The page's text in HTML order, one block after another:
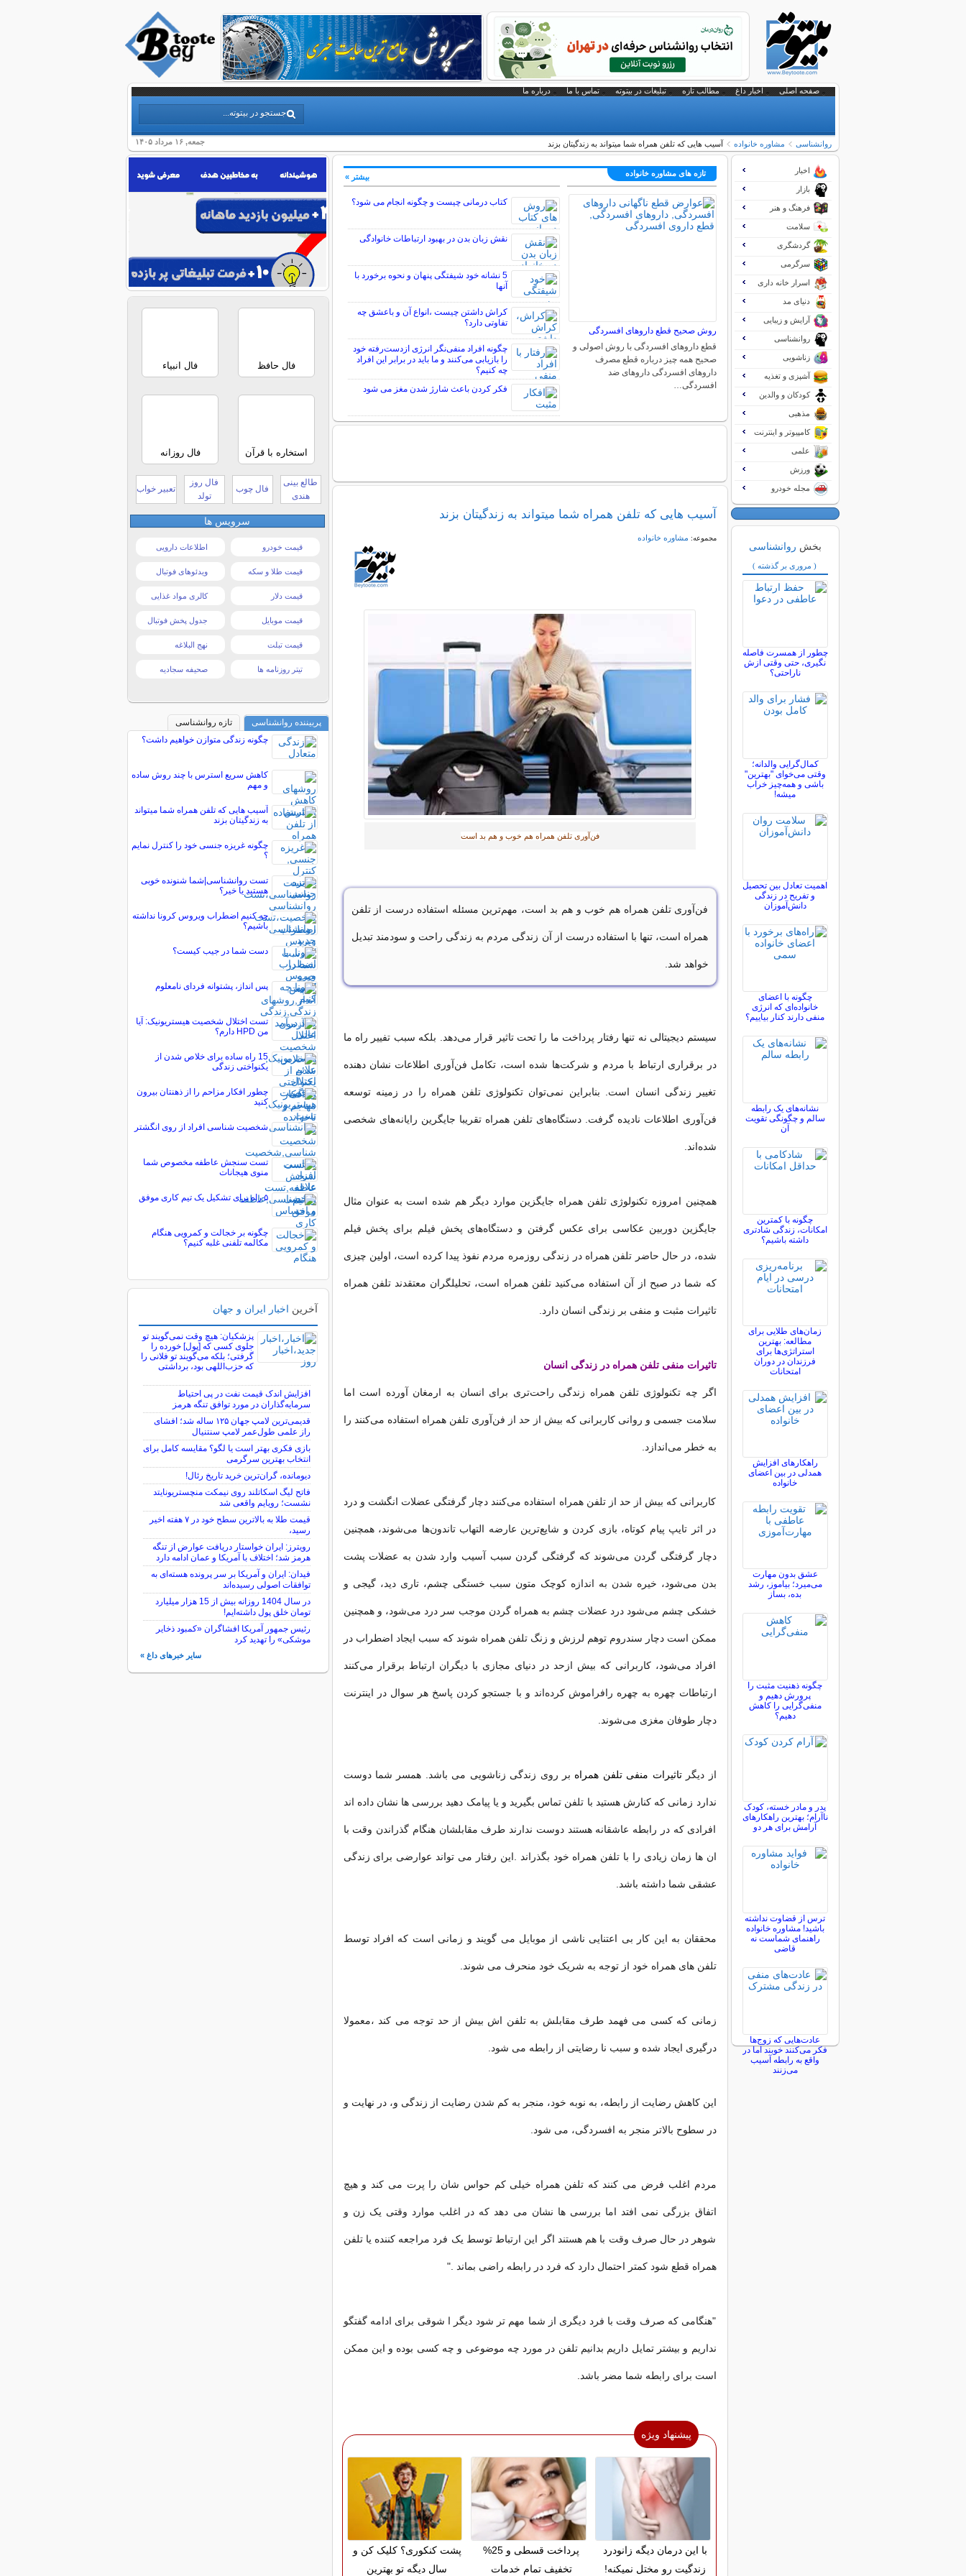
صفحه اصلی اخبار داغ مطالب تازه تبلیغات در بیتوته تماس با ما درباره ما
جمعه, ۱۶ مرداد ۱۴۰۵ روانشناسی مشاوره خانواده آسیب هایی که تلفن همراه شما میتواند به زندگیتان بزند
تازه های مشاوره خانواده
روش صحیح قطع داروهای افسردگی
قطع داروهای افسردگی با روش اصولی و
صحیح همه چیز درباره قطع مصرف
داروهای افسردگی داروهای ضد
افسردگی…
کتاب درمانی چیست و چگونه انجام می شود؟
نقش زبان بدن در بهبود ارتباطات خانوادگی
5 نشانه خود شیفتگی پنهان و نحوه برخورد با
آنها
کراش داشتن چیست ،انواع آن و باعشق چه
تفاوتی دارد؟
چگونه افراد منفی‌نگر انرژی ازدست‌رفته خود
را بازیابی می‌کنند و ما باید در برابر این افراد
چه کنیم؟
فکر کردن باعث شارژ شدن مغز می شود
بیشتر »
آسیب هایی که تلفن همراه شما میتواند به زندگیتان بزند
مجموعه: مشاوره خانواده
فن‌آوری تلفن همراه هم خوب و هم بد است
فن‌آوری تلفن همراه هم خوب و هم بد است، مهم‌ترین مسئله استفاده درست از تلفن
همراه است، تنها با استفاده درست از آن زندگی مردم به زندگی راحت و سودمند تبدیل
خواهد شد.
سیستم دیجیتالی نه تنها رفتار پرداخت ما را تحت تاثیر قرار می‌دهد. بلکه سبب تفییر راه ما
در برقراری ارتباط با مردم و شرکت‌ها شده است، تکامل فن‌آوری اطلاعات نشان دهنده
تغییر زندگی انسان است. بنابراین نمی‌توان تکنولوژی تلفن همراه را در زمینه توسعه
فن‌آوری اطلاعات نادیده گرفت. دستگاه‌های تلفن همراه تقریبا جایگرین رایانه‌های شخصی
شده‌‌‌اند.
همچنین امروزه تکنولوژی تلفن همراه جایگزین موارد دیگر هم شده است به عنوان مثال
جایگزین دوربین عکاسی برای عکس گرفتن و دستگاه‌های پخش فیلم برای پخش فیلم
شده، در حال حاضر تلفن همراه در زندگی روزمره مردم نفوذ پیدا کرده است، اولین چیزی
که شما در صبح از آن استفاده می‌کنید تلفن همراه است، تحلیلگران معتقدند تلفن همراه
تاثیرات مثبت و منفی بر زندگی انسان دارد.
تاثیرات منفی تلفن همراه در زندگی انسان
اگر چه تکنولوژی تلفن همراه زندگی راحت‌تری برای انسان به ارمغان آورده است اما
سلامت جسمی و روانی کاربرانی که بیش‌ از حد از فن‌آوری تلفن همراه استفاده می‌کنند را
به خطر می‌اندازد.
کاربرانی که بیش از حد از تلفن همراه استفاده می‌کنند دچار گرفتگی عضلات انگشت و درد
در اثر تایپ پیام کوتاه، بازی کردن و شایع‌ترین عارضه التهاب تاندون‌ها می‌شوند، همچنین
دچار گرفتگی گردن می‌شوند که گرفتگی گردن سبب آسیب وارد شدن به عضلات پشت
بدن می‌شود، خیره شدن به اندازه کوچک متون سبب خستگی چشم، تاری دید، گیجی و
خشکی چشم می‌شود درد عضلات چشم به همراه گردن موجب سر درد می‌شود، و همچنین
ممکن است دچار سندروم توهم لرزش و زنگ تلفن همراه شوند که سبب ایجاد اضطراب در
افراد می‌شود، کاربرانی که بیش ازحد در دنیای مجازی با دیگران ارتباط برقرار می‌کنند
ارتباطات چهره به چهره رافراموش کرده‌اند و با جستجو کردن پاسخ هر سوال در اینترنت
دچار طوفان مغزی می‌شوند.
از دیگرتاثیرات منفی تلفن همراه بر روی زندگی زناشویی می باشد. همسر شما دوست
ندارد زمانی که کنارش هستید با تلفن تماس بگیرید و یا پیامک دهید بررسی ها نشان داده اند
افرادی که در رابطه عاشقانه هستند دوست ندارند طرف مقابلشان هنگام گذراندن وقت با
ان ها زمان زیادی را با تلفن همراه خود بگذراند .این رفتار می تواند عوارضی برای زندگی
عشقی شما داشته باشد.
محققان به این کار بی اعتنایی ناشی از موبایل می گویند و زمانی است که افراد توسط
تلفن های همراه خود از توجه به شریک خود منحرف می شوند.
زمانی که کسی می فهمد طرف مقابلش به تلفن اش بیش از حد توجه می کند ،معمولا
درگیری ایجاد شده و سبب نا رضایتی از رابطه می شود.
این کاهش رضایت از رابطه، به نوبه خود، منجر به کم شدن رضایت از زندگی و، در نهایت و
در سطوح بالاتر منجر به افسردگی، می شود.
مردم اغلب فرض می کنند که تلفن همراه خیلی کم حواس شان را پرت می کند و هیچ
اتفاق بزرگی نمی افتد اما بررسی ها نشان می دهد که در اغلب موارد وقتی یک زن و
شوهر در حال صرف وقت با هم هستند اگر این ارتباط توسط یک فرد مراجعه کننده یا تلفن
همراه قطع شود کمتر احتمال دارد که فرد در رابطه راضی بماند ."
"هنگامی که صرف وقت با فرد دیگری از شما مهم تر شود دیگر ا شوقی برای ادامه گفتگو
نداریم و بیشتر تمایل داریم بدانیم تلفن در مورد چه موضوعی و چه کسی بوده و این ممکن
است برای رابطه شما مضر باشد.
پیشنهاد ویژه
با این درمان دیگه زانودرد
زندگیت رو مختل نمیکنه!
پرداخت قسطی و 25%
تخفیف تمام خدمات
پشت کنکوری؟ کلیک کن و
سال دیگه تو بهترین
اخبار
بازار
فرهنگ و هنر
سلامت
گردشگری
سرگرمی
اسرار خانه داری
دنیای مد
آرایش و زیبایی
روانشناسی
زناشویی
آشپزی و تغذیه
کودکان و والدین
مذهبی
کامپیوتر و اینترنت
علمی
ورزش
مجله خودرو
بخش روانشناسی
( مروری بر گذشته )
چطور از همسرت فاصله
نگيری، حتی وقتی ازش
ناراحتی؟
کمال‌گرایی والدانه؛
وقتی می‌خوای "بهترین"
باشی و همه‌چیز خراب
میشه!
اهمیت تعادل بین تحصیل
و تفریح در زندگی
دانش‌آموزان
چگونه با اعضای
خانواده‌ای که انرژی
منفی دارند کنار بیاییم؟
نشانه‌های یک رابطه
سالم و چگونگی تقویت
آن
چگونه با کمترین
امکانات، زندگی شادتری
داشته باشیم؟
زمان‌های طلایی برای
مطالعه: بهترین
استراتژی‌ها برای
فرزندان در دوران
امتحانات
راهکارهای افزایش
همدلی در بین اعضای
خانواده
عشق بدون مهارت
می‌میرد؛ بیاموز، رشد
بده، بساز
چگونه ذهنیت مثبت را
پرورش دهیم و
منفی‌گرایی را کاهش
دهیم؟
پدر و مادر خسته، کودک
ناآرام؛ بهترین راهکارهای
آرامش برای هر دو
ترس از قضاوت نداشته
باشید! مشاوره خانواده
راهنمای شماست نه
قاضی
عادت‌هایی که زوج‌ها
فکر می‌کنند خوبند اما در
واقع به رابطه آسیب
می‌زنند
فال حافظ فال انبیاء
استخاره با قرآن فال روزانه
طالع بینی
هندی
فال چوب
فال روز
تولد
تعبیر خواب
سرویس ها
قیمت خودرو اطلاعات دارویی
قیمت طلا و سکه ویدئوهای فوتبال
قیمت دلار کالری مواد غذایی
قیمت موبایل جدول پخش فوتبال
قیمت تبلت نهج البلاغه
تیتر روزنامه ها صحیفه سجادیه
پربیننده روانشناسی
تازه روانشناسی
چگونه زندگی متوازن خواهیم داشت؟
کاهش سریع استرس با چند روش ساده
و مهم
آسیب هایی که تلفن همراه شما میتواند
به زندگیتان بزند
چگونه غریزه جنسی خود را کنترل نمایم
؟
تست روانشناسی|شما شنونده خوبی
هستید یا خیر؟
چه کنیم اضطراب ویروس کرونا نداشته
باشیم؟
دست شما در جیب کیست؟
پس انداز، پشتوانه فردای نامعلوم
تست اختلال شخصیت هیستریونیک: آیا
من HPD دارم؟
15 راه ساده برای خلاص شدن از
یکنواختی زندگی
چطور افکار مزاحم را از ذهنتان بیرون
کنید
شخصیت شناسی افراد از روی انگشتر
تست سنجش عاطفه مخصوص شما
منوی هیجانات
۵ راه برای تشکیل یک تیم کاری موفق
چگونه بر خجالت و کمرویی هنگام
مکالمه تلفنی غلبه کنیم؟
آخرین اخبار ایران و جهان
پزشکیان: هیچ وقت نمی‌گویند تو
جلوی کسی که [پول] خورده را
گرفتی؛ بلکه می‌گویند تو فلانی را
که حزب‌اللهی بود، برداشتی
افزایش اندک قیمت نفت در پی احتیاط
سرمایه‌گذاران در مورد توافق تنگه هرمز
قدیمی‌ترین لامپ جهان ۱۲۵ ساله شد؛ افشای
راز علمی طول‌عمر لامپ سنتنیال
بازی فکری بهتر است یا لگو؟ مقایسه کامل برای
انتخاب بهترین سرگرمی
دیومانده، گران‌ترین خرید تاریخ رئال!
فاتح لیگ اسکاتلند روی نیمکت منچستریونایتد
نشست؛ رویایم واقعی شد
قیمت طلا به بالاترین سطح خود در ۷ هفته اخیر
رسید،
رویترز: ایران خواستار دریافت عوارض از تنگه
هرمز شد؛ اختلاف با آمریکا و عمان ادامه دارد
فیدان: ایران و آمریکا بر سر پرونده هسته‌ای به
توافقات اصولی رسیده‌اند
در سال 1404 روزانه بیش از 15 هزار میلیارد
تومان خلق پول داشته‌ایم!
رئیس جمهور آمریکا افشاگران «کمبود ذخایر
موشکی» را تهدید کرد
سایر خبرهای داغ »